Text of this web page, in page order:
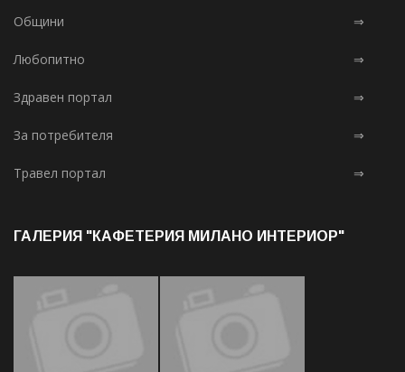
Общини ⇒
Любопитно ⇒
Здравен портал ⇒
За потребителя ⇒
Травел портал ⇒
ГАЛЕРИЯ "КАФЕТЕРИЯ МИЛАНО ИНТЕРИОР"